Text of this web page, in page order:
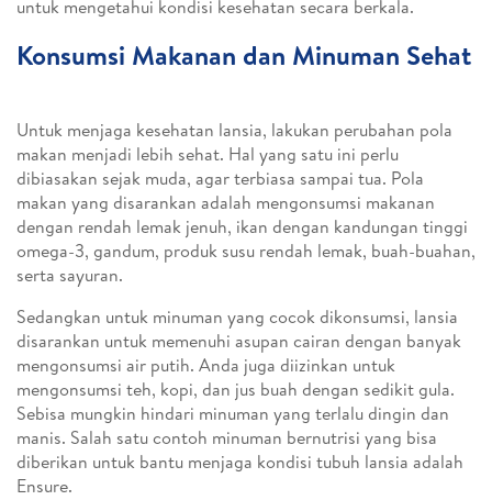
untuk mengetahui kondisi kesehatan secara berkala.
Konsumsi Makanan dan Minuman Sehat
Untuk menjaga kesehatan lansia, lakukan perubahan pola
makan menjadi lebih sehat. Hal yang satu ini perlu
dibiasakan sejak muda, agar terbiasa sampai tua. Pola
makan yang disarankan adalah mengonsumsi makanan
dengan rendah lemak jenuh, ikan dengan kandungan tinggi
omega-3, gandum, produk susu rendah lemak, buah-buahan,
serta sayuran.
Sedangkan untuk minuman yang cocok dikonsumsi, lansia
disarankan untuk memenuhi asupan cairan dengan banyak
mengonsumsi air putih. Anda juga diizinkan untuk
mengonsumsi teh, kopi, dan jus buah dengan sedikit gula.
Sebisa mungkin hindari minuman yang terlalu dingin dan
manis. Salah satu contoh minuman bernutrisi yang bisa
diberikan untuk bantu menjaga kondisi tubuh lansia adalah
Ensure.